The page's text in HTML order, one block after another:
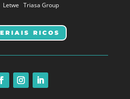
Letwe Triasa Group
RICOS